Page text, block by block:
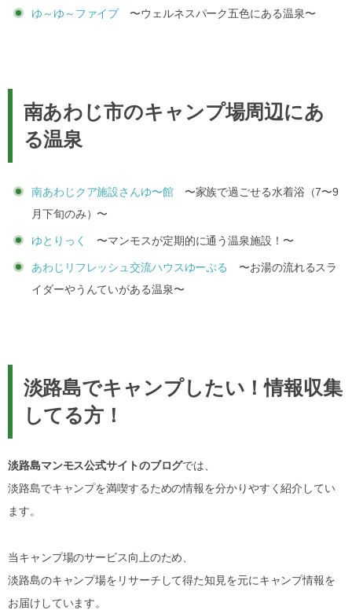
ゆ～ゆ～ファイブ 〜ウェルネスパーク五色にある温泉〜
南あわじ市のキャンプ場周辺にあ
る温泉
南あわじクア施設さんゆ〜館〜家族で過ごせる水着浴（7〜9
月下旬のみ）〜
ゆとりっく 〜マンモスが定期的に通う温泉施設！〜
あわじリフレッシュ交流ハウスゆーぷる
〜お湯の流れるスラ
イダーやうんていがある温泉〜
淡路島でキャンプしたい！情報収集
してる方！
淡路島マンモス公式サイトのブログでは、
淡路島でキャンプを満喫するための情報を分かりやすく紹介してい
ます。
当キャンプ場のサービス向上のため、
淡路島のキャンプ場をリサーチして得た知見を元にキャンプ情報を
お届けしています。